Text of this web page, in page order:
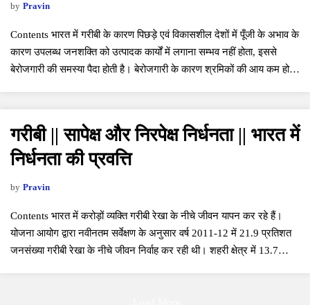
by Pravin
Contents भारत में गरीबी के कारण पिछड़े एवं विकासशील देशों में पूँजी के अभाव के
कारण उपलब्ध जनशक्ति को उत्पादक कार्यों में लगाना सम्भव नहीं होता, इससे
बेरोजगारी की समस्या पैदा होती है। बेरोजगारी के कारण श्रमिकों की आय कम हो
गरीबी || सापेक्ष और निरपेक्ष निर्धनता || भारत में
निर्धनता की प्रवत्ति
by Pravin
Contents भारत में करोड़ों व्यक्ति गरीबी रेखा के नीचे जीवन यापन कर रहे हैं।
योजना आयोग द्वारा नवीनतम सर्वेक्षण के अनुसार वर्ष 2011-12 में 21.9 प्रतिशत
जनसंख्या गरीबी रेखा के नीचे जीवन निर्वाह कर रही थी। शहरी क्षेत्र में 13.7